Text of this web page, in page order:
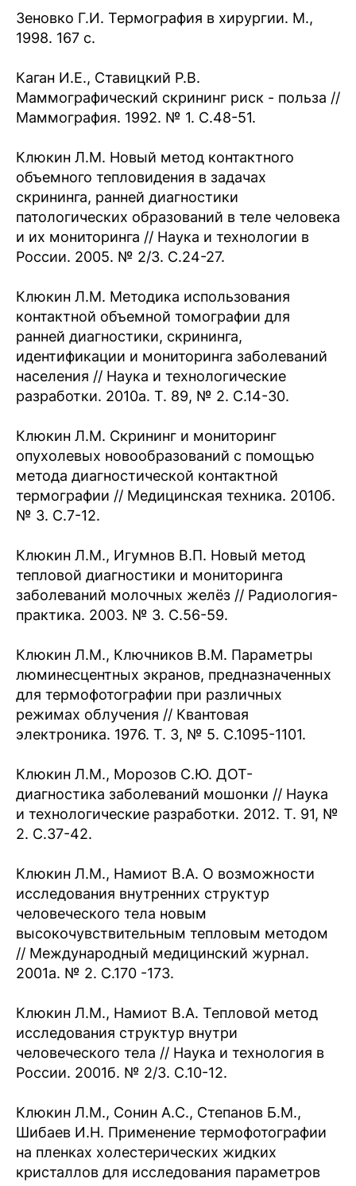
Зеновко Г.И. Термография в хирургии. М.,
1998. 167 с.
Каган И.Е., Ставицкий Р.В.
Маммографический скрининг риск - польза //
Маммография. 1992. № 1. С.48-51.
Клюкин Л.М. Новый метод контактного
объемного тепловидения в задачах
скрининга, ранней диагностики
патологических образований в теле человека
и их мониторинга // Наука и технологии в
России. 2005. № 2/3. С.24-27.
Клюкин Л.М. Методика использования
контактной объемной томографии для
ранней диагностики, скрининга,
идентификации и мониторинга заболеваний
населения // Наука и технологические
разработки. 2010а. Т. 89, № 2. С.14-30.
Клюкин Л.М. Скрининг и мониторинг
опухолевых новообразований с помощью
метода диагностической контактной
термографии // Медицинская техника. 2010б.
№ 3. С.7-12.
Клюкин Л.М., Игумнов В.П. Новый метод
тепловой диагностики и мониторинга
заболеваний молочных желёз // Радиология-
практика. 2003. № 3. С.56-59.
Клюкин Л.М., Ключников В.М. Параметры
люминесцентных экранов, предназначенных
для термофотографии при различных
режимах облучения // Квантовая
электроника. 1976. Т. 3, № 5. С.1095-1101.
Клюкин Л.М., Морозов С.Ю. ДОТ-
диагностика заболеваний мошонки // Наука
и технологические разработки. 2012. Т. 91, №
2. С.37-42.
Клюкин Л.М., Намиот В.А. О возможности
исследования внутренних структур
человеческого тела новым
высокочувствительным тепловым методом
// Международный медицинский журнал.
2001а. № 2. С.170 -173.
Клюкин Л.М., Намиот В.А. Тепловой метод
исследования структур внутри
человеческого тела // Наука и технология в
России. 2001б. № 2/3. С.10-12.
Клюкин Л.М., Сонин А.С., Степанов Б.М.,
Шибаев И.Н. Применение термофотографии
на пленках холестерических жидких
кристаллов для исследования параметров